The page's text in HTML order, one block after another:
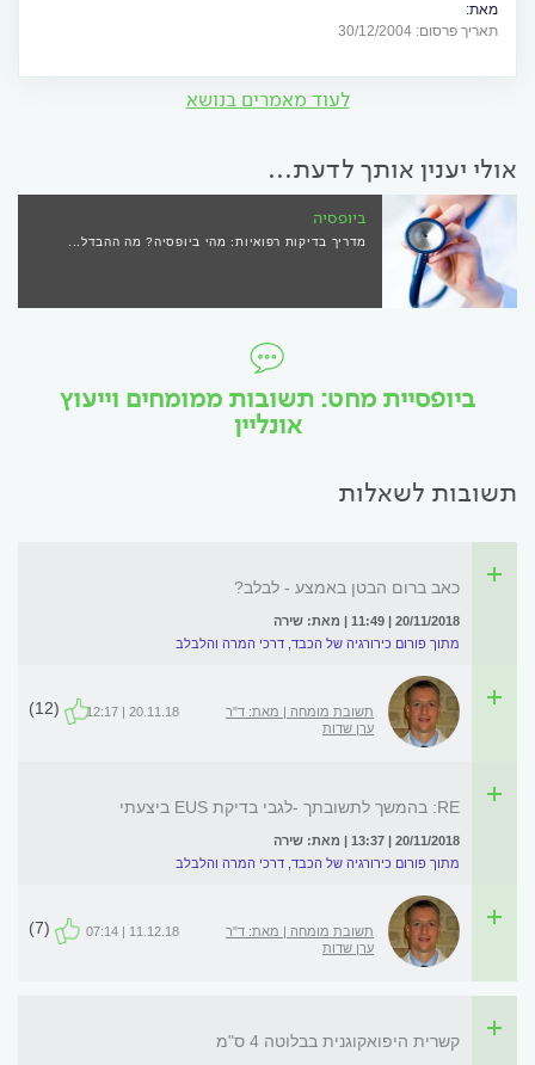
מאת:
את הבחירה בהמלצה הרפואית...
תאריך פרסום: 30/12/2004
לעוד מאמרים בנושא
אולי יענין אותך לדעת...
ביופסיה
מדריך בדיקות רפואיות: מהי ביופסיה? מה ההבדל...
ביופסיית מחט: תשובות ממומחים וייעוץ
אונליין
תשובות לשאלות
כאב ברום הבטן באמצע - לבלב?
20/11/2018 | 11:49 | מאת: שירה
מתוך פורום כירורגיה של הכבד, דרכי המרה והלבלב
תשובת מומחה | מאת: ד"ר
ערן שדות
20.11.18 | 12:17
(12)
RE: בהמשך לתשובתך -לגבי בדיקת EUS ביצעתי
20/11/2018 | 13:37 | מאת: שירה
מתוך פורום כירורגיה של הכבד, דרכי המרה והלבלב
תשובת מומחה | מאת: ד"ר
ערן שדות
11.12.18 | 07:14
(7)
קשרית היפואקוגנית בבלוטה 4 ס"מ